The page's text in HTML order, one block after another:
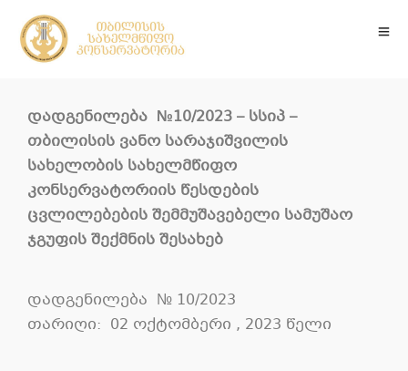
დადგენილება №10/2023 – სსიპ –
თბილისის ვანო სარაჯიშვილის
სახელობის სახელმწიფო
კონსერვატორიის წესდების
ცვლილებების შემმუშავებელი სამუშაო
ჯგუფის შექმნის შესახებ
დადგენილება № 10/2023
თარიღი: 02 ოქტომბერი , 2023 წელი